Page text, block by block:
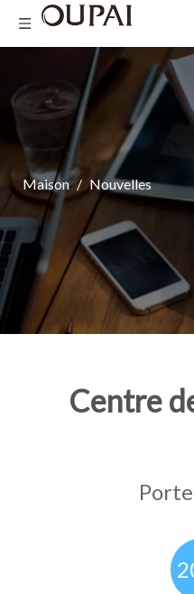
Maison / Nouvelles
Centre